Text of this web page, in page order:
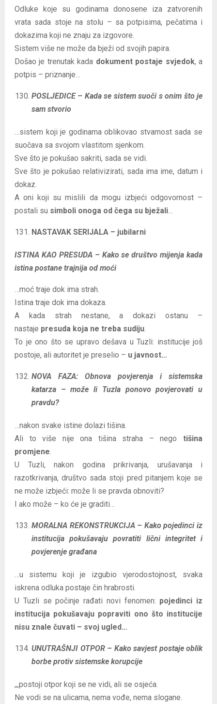
Odluke koje su godinama donosene iza zatvorenih
vrata sada stoje na stolu – sa potpisima, pečatima i
dokazima koji ne znaju za izgovore.
Sistem više ne može da bježi od svojih papira.
Došao je trenutak kada dokument postaje svjedok, a
potpis – priznanje…
POSLJEDICE – Kada se sistem suoči s onim što je
sam stvorio
…sistem koji je godinama oblikovao stvarnost sada se
suočava sa svojom vlastitom sjenkom.
Sve što je pokušao sakriti, sada se vidi.
Sve što je pokušao relativizirati, sada ima ime, datum i
dokaz.
A oni koji su mislili da mogu izbjeći odgovornost –
postali su simboli onoga od čega su bježali
NASTAVAK SERIJALA – jubilarni
ISTINA KAO PRESUDA – Kako se društvo mijenja kada
istina postane trajnija od moći
…moć traje dok ima strah.
Istina traje dok ima dokaza.
A kada strah nestane, a dokazi ostanu –
nastaje presuda koja ne treba sudiju
To je ono što se upravo dešava u Tuzli: institucije još
postoje, ali autoritet je preselio – u javnost…
NOVA FAZA: Obnova povjerenja i sistemska
katarza – može li Tuzla ponovo povjerovati u
pravdu?
…nakon svake istine dolazi tišina.
Ali to više nije ona tišina straha – nego tišina
promjene
U Tuzli, nakon godina prikrivanja, urušavanja i
razotkrivanja, društvo sada stoji pred pitanjem koje se
ne može izbjeći: može li se pravda obnoviti?
I ako može – ko će je graditi…
MORALNA REKONSTRUKCIJA – Kako pojedinci iz
institucija pokušavaju povratiti lični integritet i
povjerenje građana
…u sistemu koji je izgubio vjerodostojnost, svaka
iskrena odluka postaje čin hrabrosti.
U Tuzli se počinje rađati novi fenomen: pojedinci iz
institucija pokušavaju popraviti ono što institucije
nisu znale čuvati – svoj ugled…
UNUTRAŠNJI OTPOR – Kako savjest postaje oblik
borbe protiv sistemske korupcije
,,,postoji otpor koji se ne vidi, ali se osjeća.
Ne vodi se na ulicama, nema vođe, nema slogane.